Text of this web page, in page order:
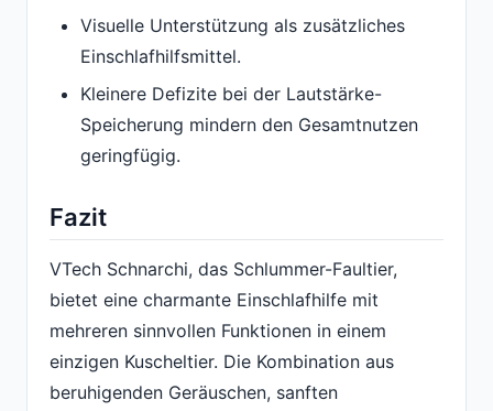
Visuelle Unterstützung als zusätzliches
Einschlafhilfsmittel.
Kleinere Defizite bei der Lautstärke-
Speicherung mindern den Gesamtnutzen
geringfügig.
Fazit
VTech Schnarchi, das Schlummer-Faultier,
bietet eine charmante Einschlafhilfe mit
mehreren sinnvollen Funktionen in einem
einzigen Kuscheltier. Die Kombination aus
beruhigenden Geräuschen, sanften